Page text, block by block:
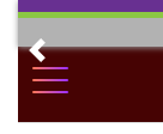
Skip
contentPrevious